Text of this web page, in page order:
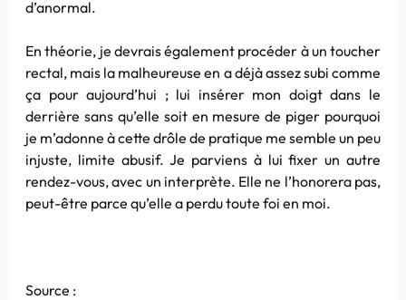
d’anormal.
En théorie, je devrais également procéder à un toucher
rectal, mais la malheureuse en a déjà assez subi comme
ça pour aujourd’hui ; lui insérer mon doigt dans le
derrière sans qu’elle soit en mesure de piger pourquoi
je m’adonne à cette drôle de pratique me semble un peu
injuste, limite abusif. Je parviens à lui fixer un autre
rendez-vous, avec un interprète. Elle ne l’honorera pas,
peut-être parce qu’elle a perdu toute foi en moi.
Source :